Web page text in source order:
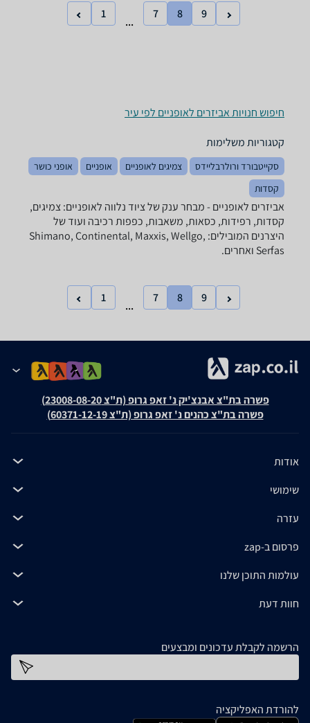
1
...
7 8 9
חיפוש חנויות אביזרים לאופניים לפי עיר
קטגוריות משלימות
סקייטבורד ורולרבליידס צמיגים לאופניים אופניים
אופני כושר
קסדות
אביזרים לאופניים - מבחר ענק של ציוד נלווה לאופניים: צמיגים,
קסדות, רפידות, כסאות, משאבות, כפפות רכיבה ועוד של
היצרנים המובילים: Shimano, Continental, Maxxis, Wellgo,
Serfas ואחרים.
1
...
7 8 9
פשרה בת"צ אבנצ'יק נ' זאפ גרופ (ת"צ 23008-08-20)
פשרה בת"צ כהנים נ' זאפ גרופ (ת"צ 60371-12-19)
אודות
שימושי
עזרה
פרסום ב-zap
עולמות התוכן שלנו
חוות דעת
הרשמה לקבלת עדכונים ומבצעים
להורדת האפליקציה